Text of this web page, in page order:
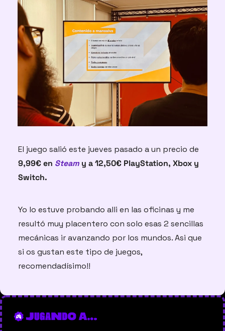
9,99€ en Steam y a 12,50€ PlayStation, Xbox y
Switch.
Yo lo estuve probando alli en las oficinas y me
resultó muy placentero con solo esas 2 sencillas
mecánicas ir avanzando por los mundos. Asi que
si os gustan este tipo de juegos,
recomendadísimo!!